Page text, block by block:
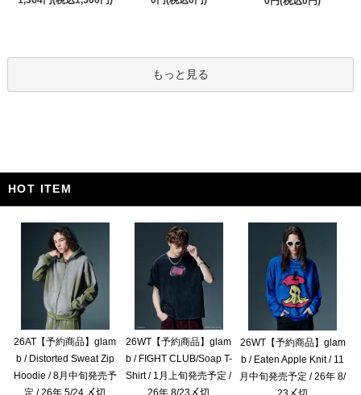
もっと見る
HOT ITEM
26AT【予約商品】glam
b / Distorted Sweat Zip
Hoodie / 8月中旬発売予
定 / 26年 5/24 〆切
26WT【予約商品】glam
b / FIGHT CLUB/Soap T-
Shirt / 1月上旬発売予定 /
26年 8/23〆切
26WT【予約商品】glam
b / Eaten Apple Knit / 11
月中旬発売予定 / 26年 8/